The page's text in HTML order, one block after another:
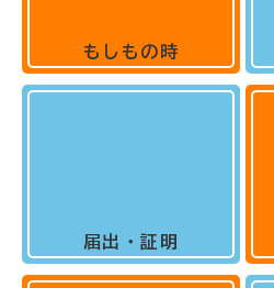
もしもの時
届出・証明